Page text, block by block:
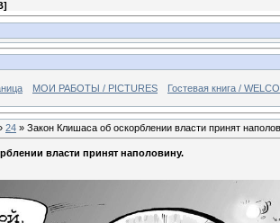
]
МОИ РАБОТЫ / PICTURES Гостевая книга /
24 » Закон Клишаса об оскорблении власти принят
власти принят наполовину.